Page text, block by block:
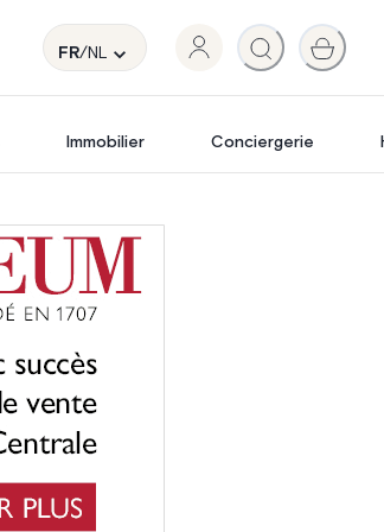
FR/NL
Immobilier Conciergerie